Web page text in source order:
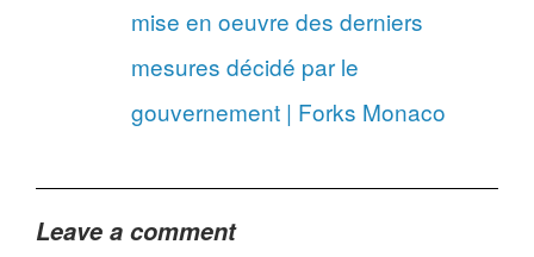
mise en oeuvre des derniers
mesures décidé par le
gouvernement | Forks Monaco
Leave a comment